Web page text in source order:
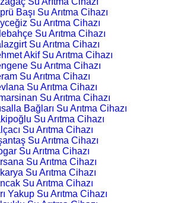
Başı Su Arıtma Cihazı
Su Arıtma Cihazı
Su Arıtma Cihazı
Su Arıtma Cihazı
Akif Su Arıtma Cihazı
Su Arıtma Cihazı
Su Arıtma Cihazı
Su Arıtma Cihazı
Su Arıtma Cihazı
Bağları Su Arıtma Cihazı
Su Arıtma Cihazı
Su Arıtma Cihazı
Su Arıtma Cihazı
Su Arıtma Cihazı
Su Arıtma Cihazı
Su Arıtma Cihazı
Su Arıtma Cihazı
Yakup Su Arıtma Cihazı